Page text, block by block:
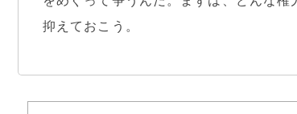
抑えておこう。